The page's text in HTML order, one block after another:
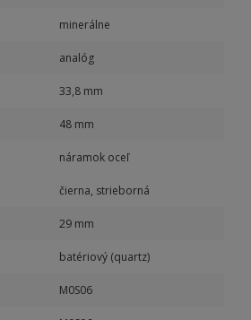
minerálne
analóg
33,8 mm
48 mm
náramok oceľ
čierna, strieborná
29 mm
batériový (quartz)
M0S06